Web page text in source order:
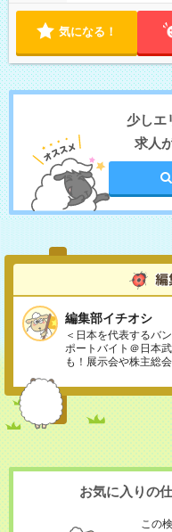
気になる！
少しエ
求人
編集部イチオシ
＜日本を代表するバ
ポートバイト＠日本
も！展示会や株主総
お気に入りの
この